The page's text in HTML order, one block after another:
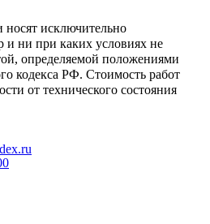
исключительно
и ни при каких условиях не
определяемой положениями
кодекса РФ. Стоимость работ
от технического состояния